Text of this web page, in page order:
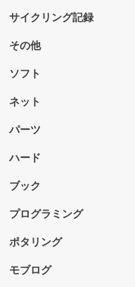
サイクリング記録
その他
ソフト
ネット
パーツ
ハード
ブック
プログラミング
ポタリング
モブログ